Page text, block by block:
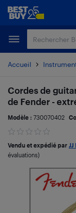
Passer
principal
Passer
Accueil
Cordes de
de Fender -
Modèle : 730070402
Vendu et expédié par JJ
évaluations)